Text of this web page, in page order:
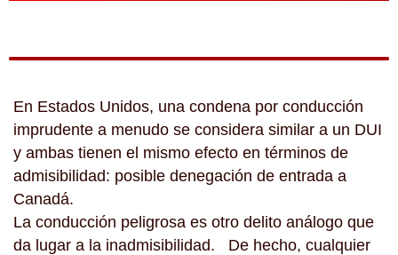
En Estados Unidos, una condena por conducción
imprudente a menudo se considera similar a un DUI
y ambas tienen el mismo efecto en términos de
admisibilidad: posible denegación de entrada a
Canadá.
La conducción peligrosa es otro delito análogo que
da lugar a la inadmisibilidad. De hecho, cualquier